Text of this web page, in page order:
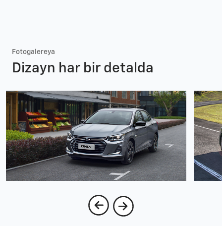
Fotogalereya
Dizayn har bir detalda